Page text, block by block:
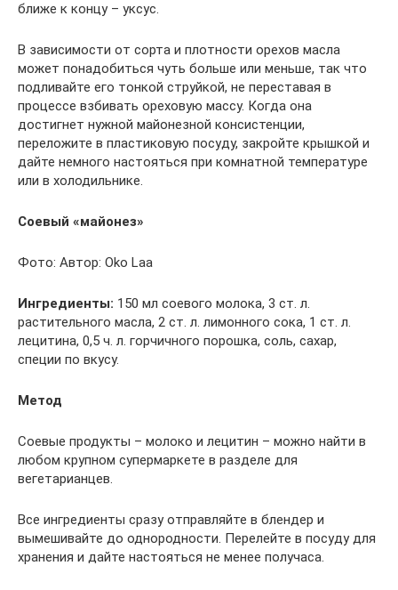
ближе к концу – уксус.
В зависимости от сорта и плотности орехов масла
может понадобиться чуть больше или меньше, так что
подливайте его тонкой струйкой, не переставая в
процессе взбивать ореховую массу. Когда она
достигнет нужной майонезной консистенции,
переложите в пластиковую посуду, закройте крышкой и
дайте немного настояться при комнатной температуре
или в холодильнике.
Соевый «майонез»
Фото: Автор: Oko Laa
Ингредиенты: 150 мл соевого молока, 3 ст. л.
растительного масла, 2 ст. л. лимонного сока, 1 ст. л.
лецитина, 0,5 ч. л. горчичного порошка, соль, сахар,
специи по вкусу.
Метод
Соевые продукты – молоко и лецитин – можно найти в
любом крупном супермаркете в разделе для
вегетарианцев.
Все ингредиенты сразу отправляйте в блендер и
вымешивайте до однородности. Перелейте в посуду для
хранения и дайте настояться не менее получаса.